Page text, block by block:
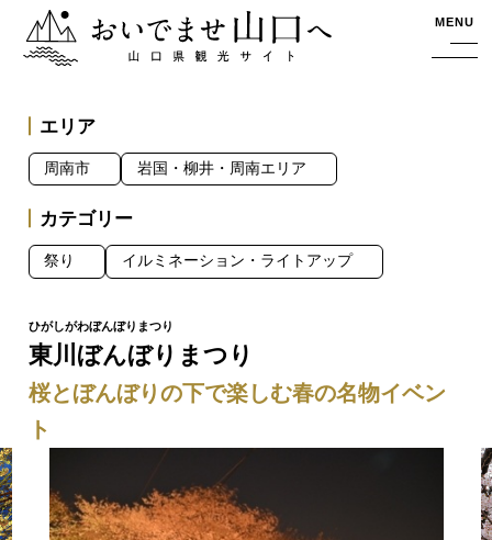
おいでませ山口へー山口県観光サイト MENU
東川ぼんぼりまつり
桜とぼんぼりの下で楽しむ春の名物イベン
ト
エリア
周南市 岩国・柳井・周南エリア
カテゴリー
祭り イルミネーション・ライトアップ